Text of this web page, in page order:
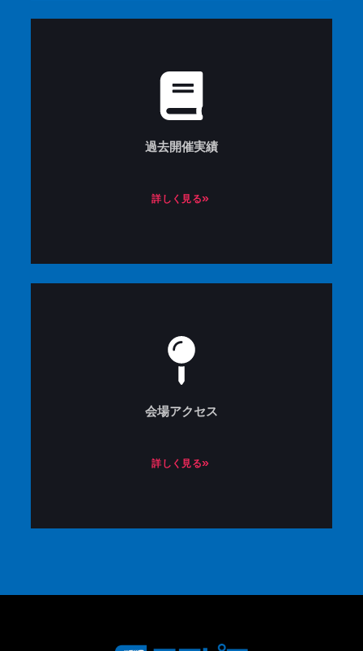
過去開催実績
詳しく見る»
会場アクセス
詳しく見る»